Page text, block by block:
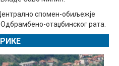
спомен-обиљежје
отаџбинског рата.